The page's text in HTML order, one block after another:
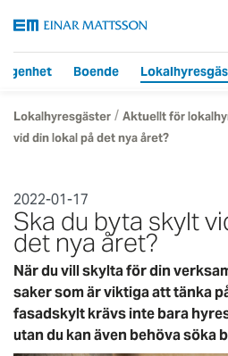
Boende
Lokalhyresgäster / Aktuellt för
vid din lokal på det nya året?
2022-01-17
Ska du byta skylt
det nya året?
När du vill skylta för din
saker som är viktiga att tänka
fasadskylt krävs inte bara
utan du kan även behöva söka